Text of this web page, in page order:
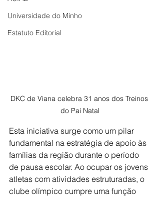
Universidade do Minho
Estatuto Editorial
DKC de Viana celebra 31 anos dos Treinos
do Pai Natal
Esta iniciativa surge como um pilar
fundamental na estratégia de apoio às
famílias da região durante o período
de pausa escolar. Ao ocupar os jovens
atletas com atividades estruturadas, o
clube olímpico cumpre uma função